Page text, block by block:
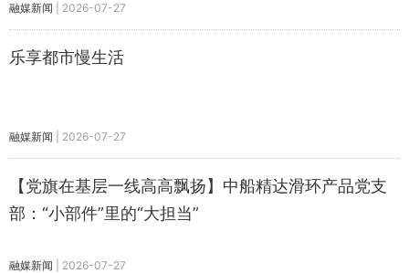
融媒新闻 2026-07-27
乐享都市慢生活
融媒新闻 2026-07-27
【党旗在基层一线高高飘扬】中船精达滑环产品党支
部：“小部件”里的“大担当”
融媒新闻 2026-07-27